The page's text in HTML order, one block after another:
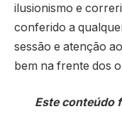
ilusionismo e
conferido a
sessão e atenção
bem na frente dos
Este conteúdo